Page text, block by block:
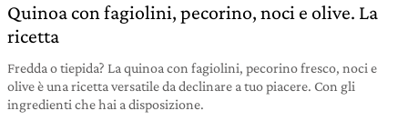
Quinoa con fagiolini, pecorino, noci e olive. La
ricetta
Fredda o tiepida? La quinoa con fagiolini, pecorino fresco, noci e
olive è una ricetta versatile da declinare a tuo piacere. Con gli
ingredienti che hai a disposizione.